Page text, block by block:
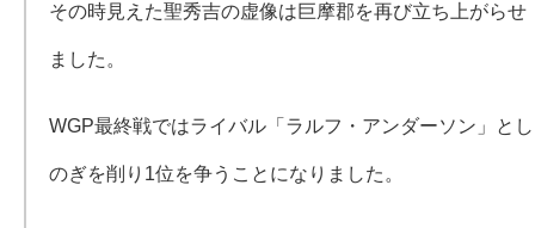
その時見えた聖秀吉の虚像は巨摩郡を再び立ち上がらせ
ました。
WGP最終戦ではライバル「ラルフ・アンダーソン」とし
のぎを削り1位を争うことになりました。